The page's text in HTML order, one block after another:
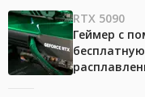
RTX 5090
Геймер с